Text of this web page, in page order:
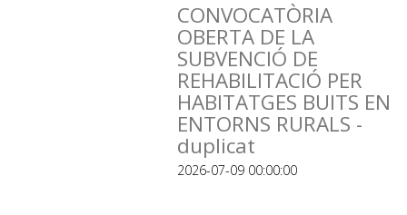
CONVOCATÒRIA
OBERTA DE LA
SUBVENCIÓ DE
REHABILITACIÓ PER
HABITATGES BUITS EN
ENTORNS RURALS -
duplicat
2026-07-09 00:00:00